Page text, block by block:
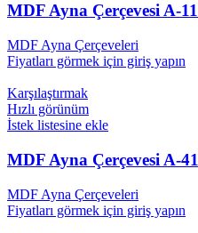
MDF Ayna Çerçevesi A-11
MDF Ayna Çerçeveleri
Fiyatları görmek için giriş yapın
Karşılaştırmak
Hızlı görünüm
İstek listesine ekle
MDF Ayna Çerçevesi A-41
MDF Ayna Çerçeveleri
Fiyatları görmek için giriş yapın